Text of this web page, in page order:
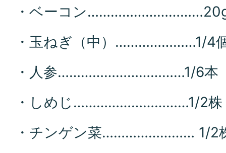
・ベーコン
・玉ねぎ（中）…………………1/4
・人参……………………………1/6本
・しめじ…………………………1/2株
・チンゲン菜…………………… 1/2